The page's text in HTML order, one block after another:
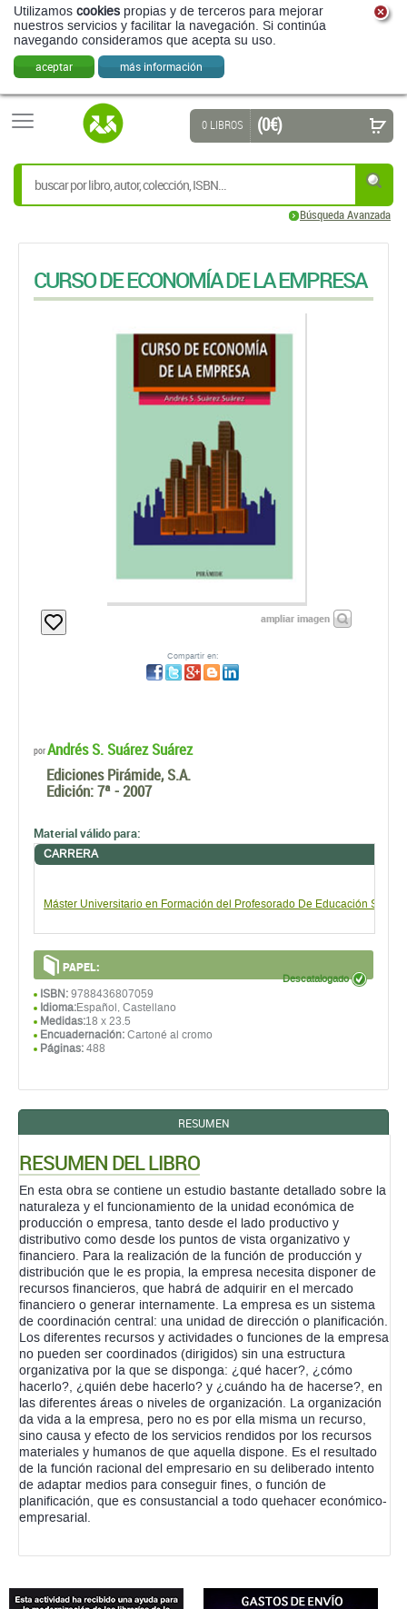
Utilizamos cookies propias y de terceros para mejorar
nuestros servicios y facilitar la navegación. Si continúa
navegando consideramos que acepta su uso.
aceptar más información
Búsqueda Avanzada
0 LIBROS (0 €)
CURSO DE ECONOMÍA DE LA EMPRESA
ampliar imagen
Compartir en:
porAndrés S. Suárez Suárez
Ediciones Pirámide, S.A.
Edición:7ª - 2007
Material válido para:
CARRERA
Máster Universitario en Formación del Profesorado De Educación
PAPEL:
ISBN: 9788436807059
Idioma:Español, Castellano
Medidas:18 x 23.5
Encuadernación: Cartoné al cromo
Páginas: 488
Descatalogado
RESUMEN
RESUMEN DEL LIBRO
En esta obra se contiene un estudio bastante detallado sobre la
naturaleza y el funcionamiento de la unidad económica de
producción o empresa, tanto desde el lado productivo y
distributivo como desde los puntos de vista organizativo y
financiero. Para la realización de la función de producción y
distribución que le es propia, la empresa necesita disponer de
recursos financieros, que habrá de adquirir en el mercado
financiero o generar internamente. La empresa es un sistema
de coordinación central: una unidad de dirección o planificación.
Los diferentes recursos y actividades o funciones de la empresa
no pueden ser coordinados (dirigidos) sin una estructura
organizativa por la que se disponga: ¿qué hacer?, ¿cómo
hacerlo?, ¿quién debe hacerlo? y ¿cuándo ha de hacerse?, en
las diferentes áreas o niveles de organización. La organización
da vida a la empresa, pero no es por ella misma un recurso,
sino causa y efecto de los servicios rendidos por los recursos
materiales y humanos de que aquella dispone. Es el resultado
de la función racional del empresario en su deliberado intento
de adaptar medios para conseguir fines, o función de
planificación, que es consustancial a todo quehacer económico-
empresarial.